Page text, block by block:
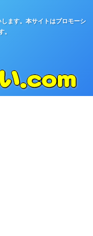
ます。本サイトはプロモーシ
。